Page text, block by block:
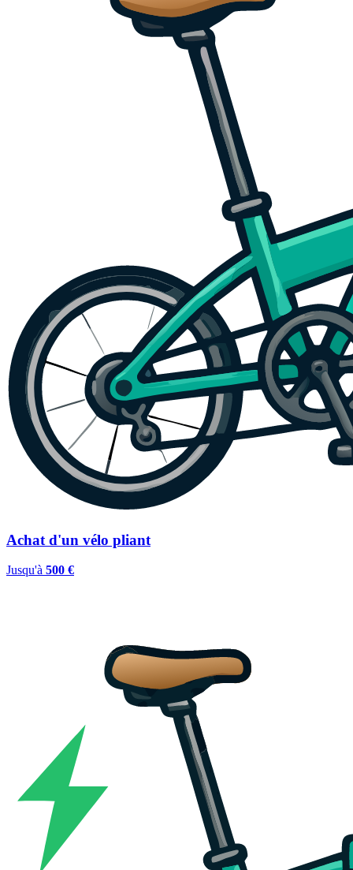
Achat d'un vélo pliant
Jusqu'à 500 €